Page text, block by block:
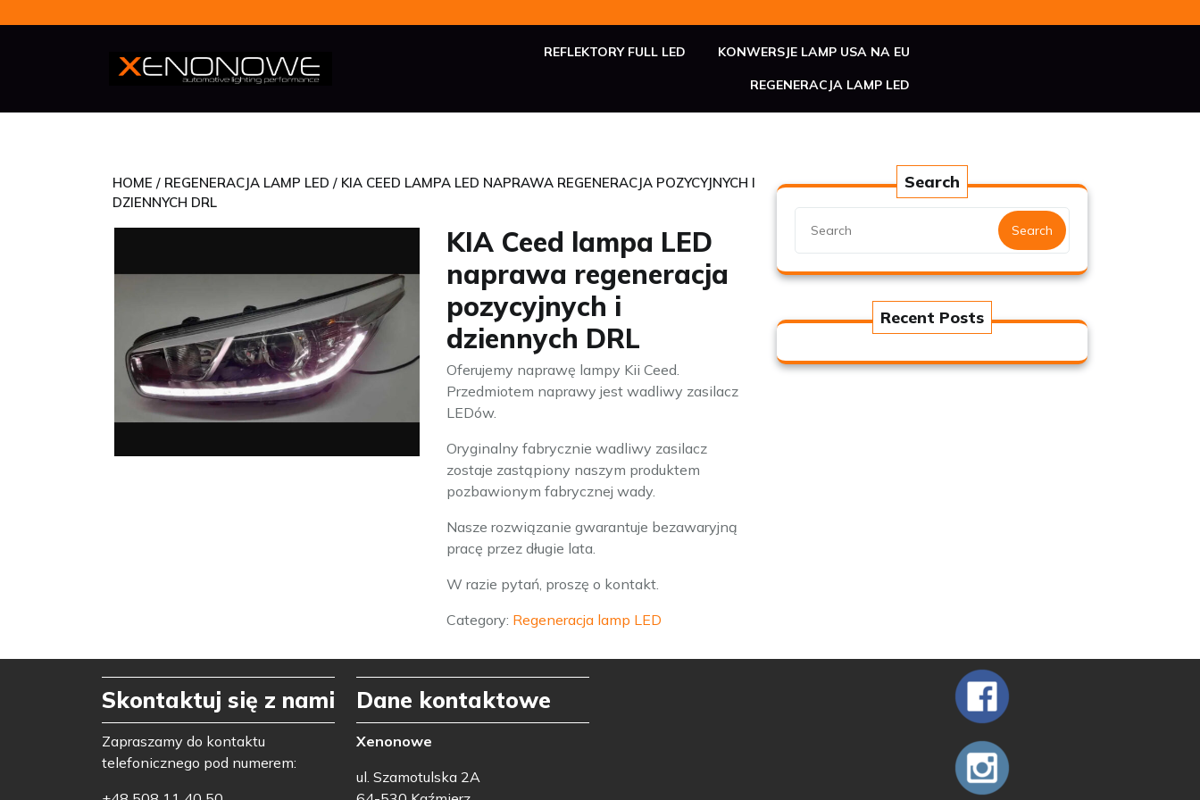
REFLEKTORY FULL LED KONWERSJE LAMP USA NA EU
REGENERACJA LAMP LED
HOME / REGENERACJA LAMP LED / KIA CEED LAMPA LED NAPRAWA REGENERACJA POZYCYJNYCH I
DZIENNYCH DRL
KIA Ceed lampa LED
naprawa regeneracja
pozycyjnych i
dziennych DRL
Oferujemy naprawę lampy Kii Ceed.
Przedmiotem naprawy jest wadliwy zasilacz
LEDów.
Oryginalny fabrycznie wadliwy zasilacz
zostaje zastąpiony naszym produktem
pozbawionym fabrycznej wady.
Nasze rozwiązanie gwarantuje bezawaryjną
pracę przez długie lata.
W razie pytań, proszę o kontakt.
Category: Regeneracja lamp LED
Search
Search
Recent Posts
Skontaktuj się z nami
Zapraszamy do kontaktu
telefonicznego pod numerem:
Dane kontaktowe
Xenonowe
ul. Szamotulska 2A